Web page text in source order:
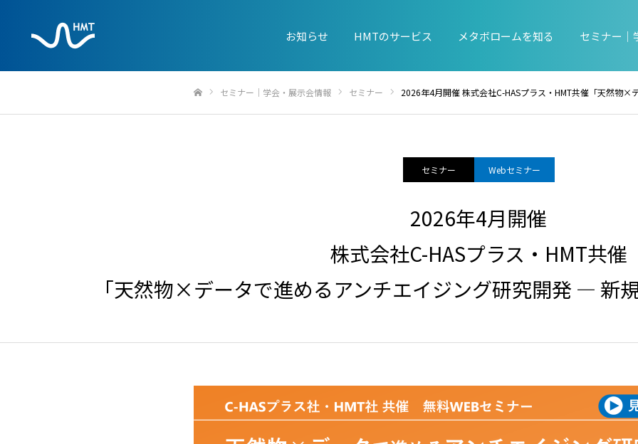
お知らせ HMTのサービス メタボロームを知る セミナー｜
セミナー｜学会・展示会情報 セミナー 2026年4月開催 株式会社C-HASプラス・HMT共催「天然物×データで進めるアンチエイ
セミナー Webセミナー
2026年4月開催
株式会社C-HASプラス・HMT共催
「天然物×データで進めるアンチエイジング研究開発 ― 新